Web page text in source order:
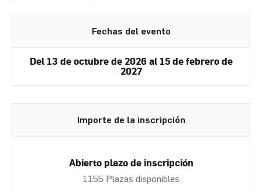
Fechas del evento
Del 13 de octubre de 2026 al 15 de febrero de
2027
Importe de la inscripción
Abierto plazo de inscripción
1155 Plazas disponibles